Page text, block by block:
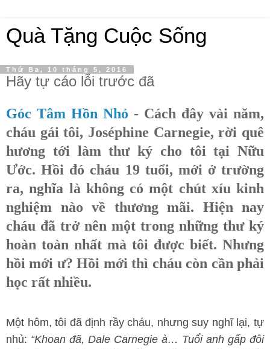
Quà Tặng Cuộc Sống
Thứ Ba, 10 tháng 5, 2016
Hãy tự cáo lỗi trước đã
Góc Tâm Hồn Nhỏ - Cách đây vài năm,
cháu gái tôi, Joséphine Carnegie, rời quê
hương tới làm thư ký cho tôi tại Nữu
Ước. Hồi đó cháu 19 tuổi, mới ở trường
ra, nghĩa là không có một chút xíu kinh
nghiệm nào về thương mãi. Hiện nay
cháu đã trở nên một trong những thư ký
hoàn toàn nhất mà tôi được biết. Nhưng
hồi mới ư? Hồi mới thì cháu còn cần phải
học rất nhiều.
Một hôm, tôi đã định rầy cháu, nhưng suy nghĩ lại, tự
nhủ: “Khoan đã, Dale Carnegie à… Tuổi anh gấp đôi